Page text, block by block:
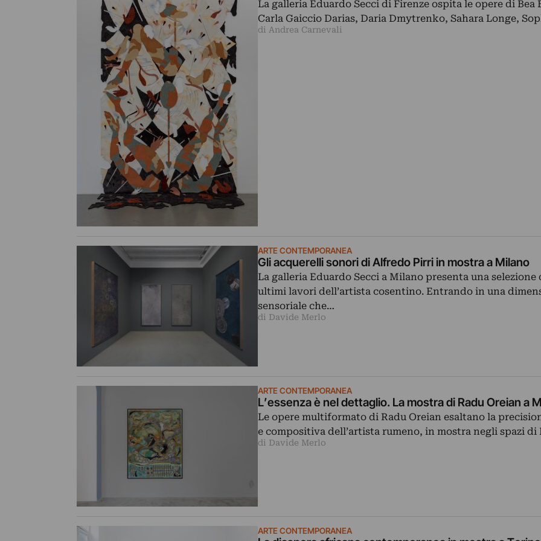
La galleria Eduardo Secci di Firenze ospita le opere di Bea
Carla Gaiccio Darias, Daria Dmytrenko, Sahara Longe,
di Andrea Carnevali
ARTE CONTEMPORANEA
Gli acquerelli sonori di Alfredo Pirri in mostra a Milano
La galleria Eduardo Secci a Milano presenta una selezione
ultimi lavori dell’artista cosentino. Entrando in una
sensoriale che…
di Davide Merlo
ARTE CONTEMPORANEA
L’essenza è nel dettaglio. La mostra di Radu Oreian a
Le opere multiformato di Radu Oreian esaltano la
e compositiva dell’artista rumeno, in mostra negli spazi di
di Davide Merlo
ARTE CONTEMPORANEA